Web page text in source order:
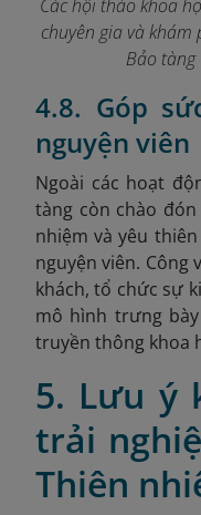
Các hội thảo khoa
chuyên gia và khám
Bảo tàng
4.8. Góp
nguyện viên
Ngoài các hoạt
tàng còn chào
nhiệm và yêu
nguyện viên.
khách, tổ chức sự
mô hình trưng
truyền thông khoa
5. Lưu ý
trải
Thiên